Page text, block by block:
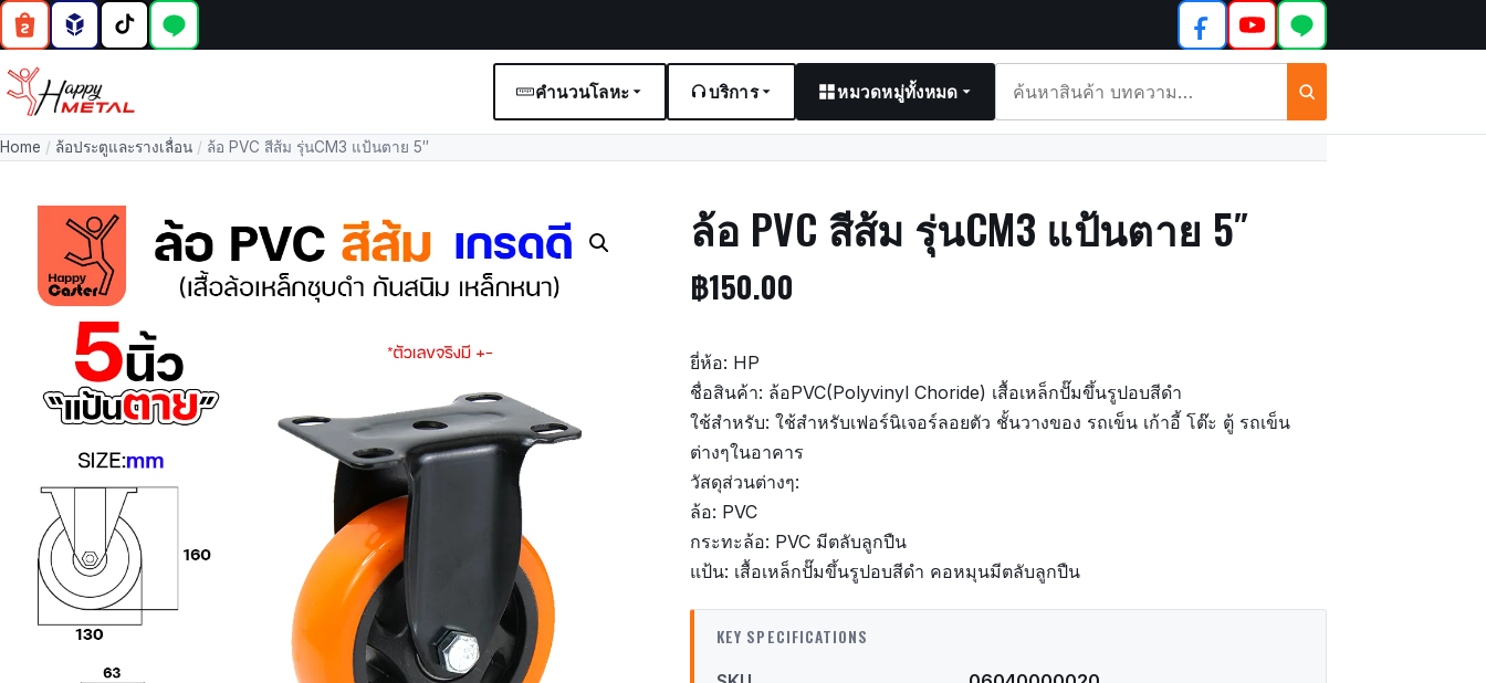
คำนวนโลหะ บริการ หมวดหมู่ทั้งหมด
และ
บทความ
Home / ล้อประตูและรางเลื่อน / ล้อ PVC สีส้ม รุ่นCM3 แป้นตาย 5″
ล้อ PVC สีส้ม รุ่นCM3 แป้นตาย 5″
฿150.00
ยี่ห้อ: HP
ชื่อสินค้า: ล้อPVC(Polyvinyl Choride) เสื้อเหล็กปั๊มขึ้นรูปอบสีดำ
ใช้สำหรับ: ใช้สำหรับเฟอร์นิเจอร์ลอยตัว ชั้นวางของ รถเข็น เก้าอี้ โต๊ะ ตู้ รถเข็น
ต่างๆในอาคาร
วัสดุส่วนต่างๆ:
ล้อ: PVC
กระทะล้อ: PVC มีตลับลูกปืน
แป้น: เสื้อเหล็กปั๊มขึ้นรูปอบสีดำ คอหมุนมีตลับลูกปืน
KEY SPECIFICATIONS